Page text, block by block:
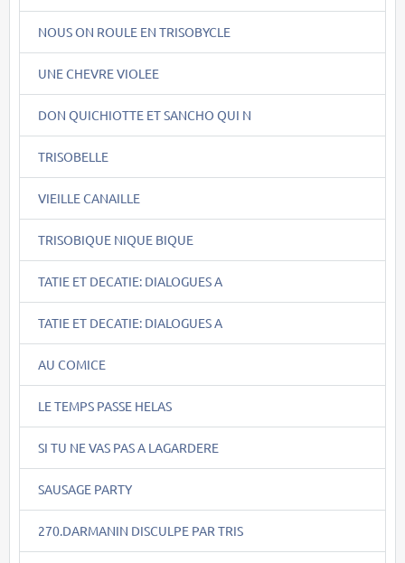
NOUS ON ROULE EN TRISOBYCLE
UNE CHEVRE VIOLEE
DON QUICHIOTTE ET SANCHO QUI N
TRISOBELLE
VIEILLE CANAILLE
TRISOBIQUE NIQUE BIQUE
TATIE ET DECATIE: DIALOGUES A
TATIE ET DECATIE: DIALOGUES A
AU COMICE
LE TEMPS PASSE HELAS
SI TU NE VAS PAS A LAGARDERE
SAUSAGE PARTY
270.DARMANIN DISCULPE PAR TRIS